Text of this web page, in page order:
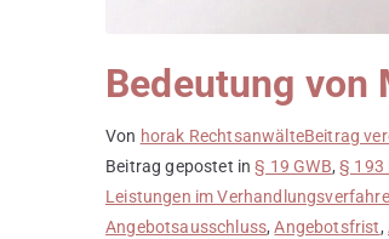
Bedeutung von
Von horak RechtsanwälteBeitrag
Beitrag gepostet in§ 19 GWB,§ 193
Leistungen im
Angebotsausschluss,Angebotsfrist,